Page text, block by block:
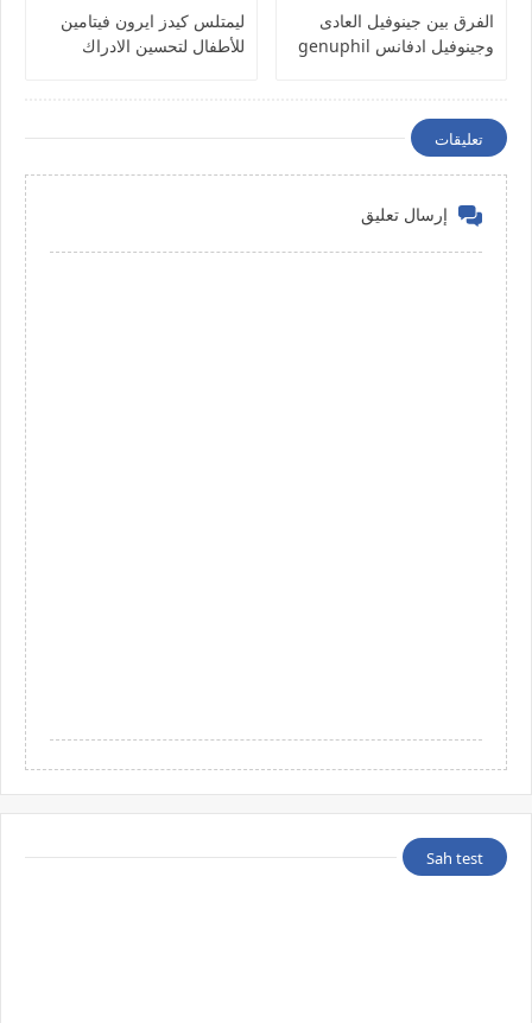
الفرق بين جينوفيل العادى
وجينوفيل ادفانس genuphil
ليمتلس كيدز ايرون فيتامين
للأطفال لتحسين الادراك
تعليقات
إرسال تعليق
Sah test